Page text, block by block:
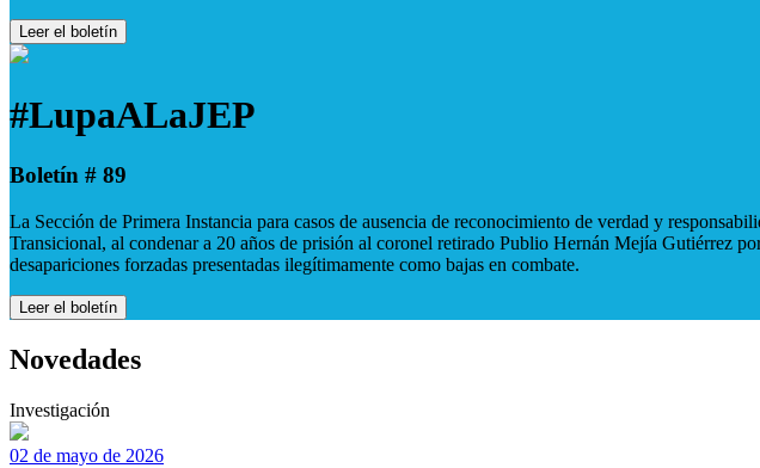
Leer el boletín
#LupaALaJEP
Boletín # 89
La Sección de Primera Instancia para casos de ausencia de reconocimiento de verdad y
Transicional, al condenar a 20 años de prisión al coronel retirado Publio Hernán Mejía Gutiérrez
desapariciones forzadas presentadas ilegítimamente como bajas en combate.
Leer el boletín
Novedades
Investigación
02 de mayo de 2026